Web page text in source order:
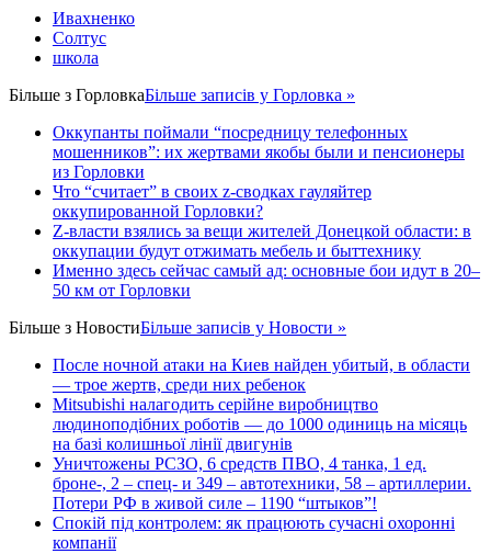
Ивахненко
Солтус
школа
Більше з ГорловкаБільше записів у Горловка »
Оккупанты поймали “посредницу телефонных
мошенников”: их жертвами якобы были и пенсионеры
из Горловки
Что “считает” в своих z-сводках гауляйтер
оккупированной Горловки?
Z-власти взялись за вещи жителей Донецкой области: в
оккупации будут отжимать мебель и быттехнику
Именно здесь сейчас самый ад: основные бои идут в 20–
50 км от Горловки
Більше з НовостиБільше записів у Новости »
После ночной атаки на Киев найден убитый, в области
— трое жертв, среди них ребенок
Mitsubishi налагодить серійне виробництво
людиноподібних роботів — до 1000 одиниць на місяць
на базі колишньої лінії двигунів
Уничтожены РСЗО, 6 средств ПВО, 4 танка, 1 ед.
броне-, 2 – спец- и 349 – автотехники, 58 – артиллерии.
Потери РФ в живой силе – 1190 “штыков”!
Спокій під контролем: як працюють сучасні охоронні
компанії